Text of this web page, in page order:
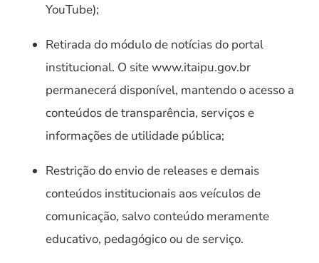
YouTube);
Retirada do módulo de notícias do portal
institucional. O site www.itaipu.gov.br
permanecerá disponível, mantendo o acesso a
conteúdos de transparência, serviços e
informações de utilidade pública;
Restrição do envio de releases e demais
conteúdos institucionais aos veículos de
comunicação, salvo conteúdo meramente
educativo, pedagógico ou de serviço.